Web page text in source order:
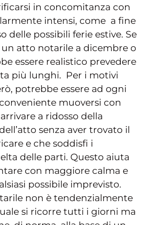
in concomitanza con
intensi, come a fine
delle possibili ferie estive. Se
atto notarile a dicembre o
essere realistico prevedere
più lunghi. Per i motivi
potrebbe essere ad ogni
muoversi con
a ridosso della
senza aver trovato il
e che soddisfi i
delle parti. Questo aiuta
con maggiore calma e
possibile imprevisto.
non è tendenzialmente
si ricorre tutti i giorni ma